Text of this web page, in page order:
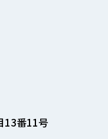
13番11号